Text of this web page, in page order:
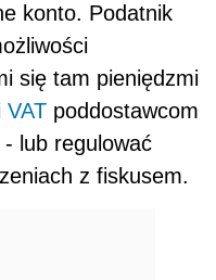
konto. Podatnik
się tam pieniędzmi
VAT poddostawcom
lub regulować
z fiskusem.